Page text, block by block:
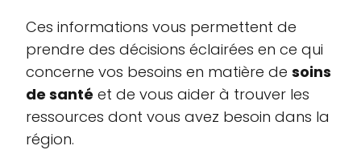
Ces informations vous permettent de
prendre des décisions éclairées en ce qui
concerne vos besoins en matière de soins
de santé et de vous aider à trouver les
ressources dont vous avez besoin dans la
région.